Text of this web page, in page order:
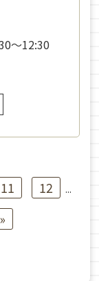
〜12:30
11 12 ...
»